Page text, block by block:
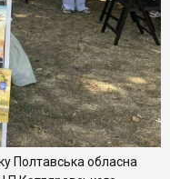
Полтавська обласна